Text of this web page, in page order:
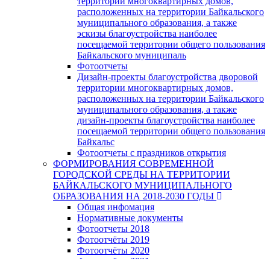
расположенных на территории Байкальского
муниципального образования, а также
эскизы благоустройства наиболее
посещаемой территории общего пользования
Байкальского муниципаль
Фотоотчеты
Дизайн-проекты благоустройства дворовой
территории многоквартирных домов,
расположенных на территории Байкальского
муниципального образования, а также
дизайн-проекты благоустройства наиболее
посещаемой территории общего пользования
Байкальс
Фотоотчеты с праздников открытия
ФОРМИРОВАНИЯ СОВРЕМЕННОЙ
ГОРОДСКОЙ СРЕДЫ НА ТЕРРИТОРИИ
БАЙКАЛЬСКОГО МУНИЦИПАЛЬНОГО
ОБРАЗОВАНИЯ НА 2018-2030 ГОДЫ
Общая инфомация
Нормативные документы
Фотоотчеты 2018
Фотоотчёты 2019
Фотоотчёты 2020